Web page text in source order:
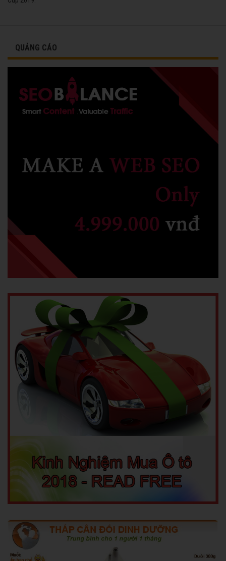
QUẢNG CÁO